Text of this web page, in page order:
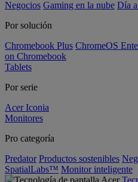
Negocios Gaming en la nube Día
Por solución
Chromebook Plus ChromeOS
on Chromebook
Tablets
Por serie
Acer Iconia
Monitores
Pro categoría
Predator Productos sostenibles
SpatialLabs™ Monitor inteligente